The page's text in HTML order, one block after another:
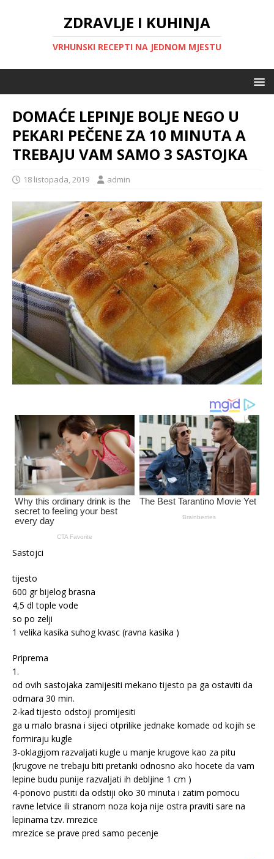
ZDRAVLJE I KUHINJA
VRHUNSKI RECEPTI NA JEDNOM MJESTU
DOMAĆE LEPINJE BOLJE NEGO U
PEKARI PEČENE ZA 10 MINUTA A
TREBAJU VAM SAMO 3 SASTOJKA
18 listopada, 2019 admin
Sastojci
tijesto
600 gr bijelog brasna
4,5 dl tople vode
so po zelji
1 velika kasika suhog kvasc (ravna kasika )
Priprema
1.
od ovih sastojaka zamijesiti mekano tijesto pa ga ostaviti da
odmara 30 min.
2-kad tijesto odstoji promijesiti
ga u malo brasna i sijeci otprilike jednake komade od kojih se
formiraju kugle
3-oklagijom razvaljati kugle u manje krugove kao za pitu
(krugove ne trebaju biti pretanki odnosno ako hocete da vam
lepine budu punije razvaljati ih debljine 1 cm )
4-ponovo pustiti da odstiji oko 30 minuta i zatim pomocu
ravne letvice ili stranom noza koja nije ostra praviti sare na
lepinama tzv. mrezice
mrezice se prave pred samo pecenje